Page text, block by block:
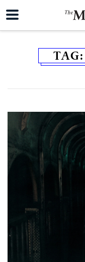
TAG:
ค้นหา